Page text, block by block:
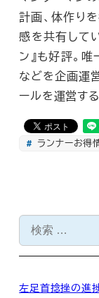
計画、体作り
感を共有して
ン』も好評。
などを企画運
ールを運営する
ランナーお得
索
左足首捻挫の進